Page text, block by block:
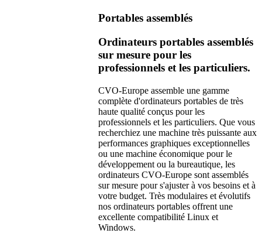
Portables assemblés
Ordinateurs portables assemblés
sur mesure pour les
professionnels et les particuliers.
CVO-Europe assemble une gamme
complète d'ordinateurs portables de très
haute qualité conçus pour les
professionnels et les particuliers. Que vous
recherchiez une machine très puissante aux
performances graphiques exceptionnelles
ou une machine économique pour le
développement ou la bureautique, les
ordinateurs CVO-Europe sont assemblés
sur mesure pour s'ajuster à vos besoins et à
votre budget. Très modulaires et évolutifs
nos ordinateurs portables offrent une
excellente compatibilité Linux et
Windows.